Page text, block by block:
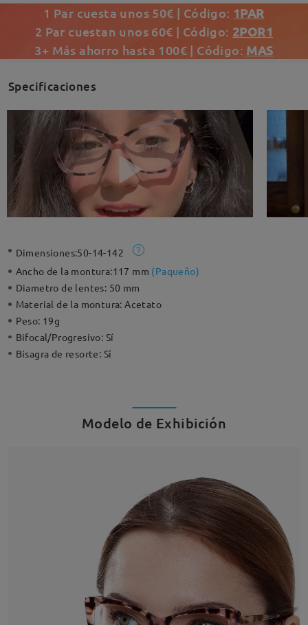
1 Par cuesta unos 50€ | Código: 1PAR
2 Par cuestan unos 60€ | Código: 2POR1
3+ Más ahorro hasta 100€ | Código: MAS
Specificaciones
Dimensiones:50-14-142
Ancho de la montura:117 mm (Paqueño)
Diametro de lentes: 50 mm
Material de la montura:Acetato
Peso: 19g
Bifocal/Progresivo: Sí
Bisagra de resorte: Sí
Modelo de Exhibición